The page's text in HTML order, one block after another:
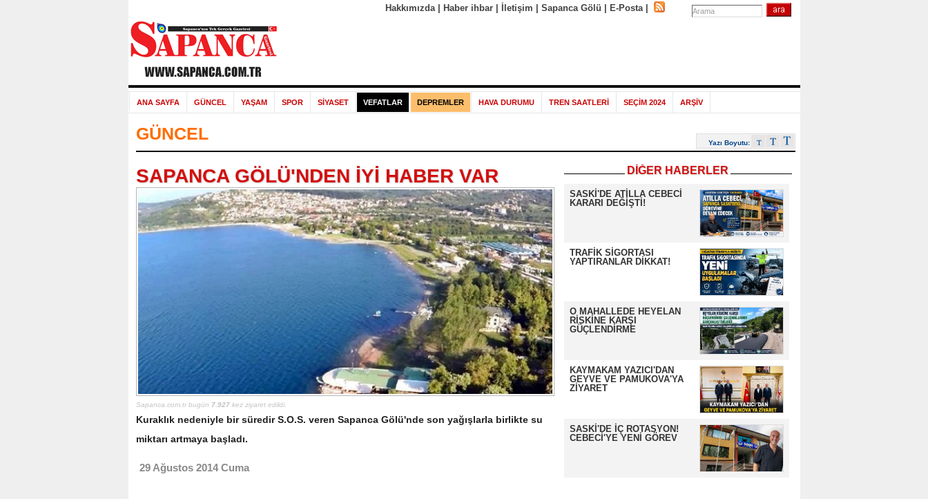
Hakkımızda| Haber ihbar| İletişim Sapanca Gölü E-Posta|
ANA SAYFA GÜNCEL YAŞAM SPOR SİYASET VEFATLAR DEPREMLER HAVA DURUMU TREN SAATLERİ SEÇİM 2024 ARŞİV
GÜNCEL Yazı Boyutu:
DİĞER HABERLER
SASKİ'DE ATİLLA CEBECİ
KARARI DEĞİŞTİ!
TRAFİK SİGORTASI
YAPTIRANLAR DİKKAT!
O MAHALLEDE HEYELAN
RİSKİNE KARŞI
GÜÇLENDİRME
KAYMAKAM YAZICI'DAN
GEYVE VE PAMUKOVA'YA
ZİYARET
SASKİ'DE İÇ ROTASYON!
CEBECİ'YE YENİ GÖREV
SAPANCA GÖLÜ'NDEN İYİ HABER VAR
Sapanca.com.tr bugün 7.927kez ziyaret edildi.
Kuraklık nedeniyle bir süredir S.O.S. veren Sapanca Gölü'nde son yağışlarla birlikte su
miktarı artmaya başladı.
29 Ağustos 2014 Cuma